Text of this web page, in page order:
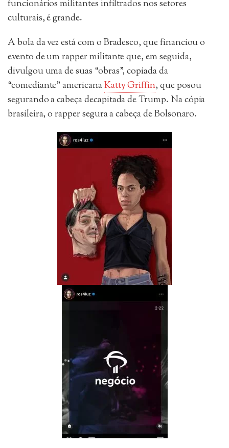
funcionários militantes infiltrados nos setores
culturais, é grande.
A bola da vez está com o Bradesco, que financiou o
evento de um rapper militante que, em seguida,
divulgou uma de suas “obras”, copiada da
“comediante” americanaKatty Griffin, que posou
segurando a cabeça decapitada de Trump. Na cópia
brasileira, o rapper segura a cabeça de Bolsonaro.